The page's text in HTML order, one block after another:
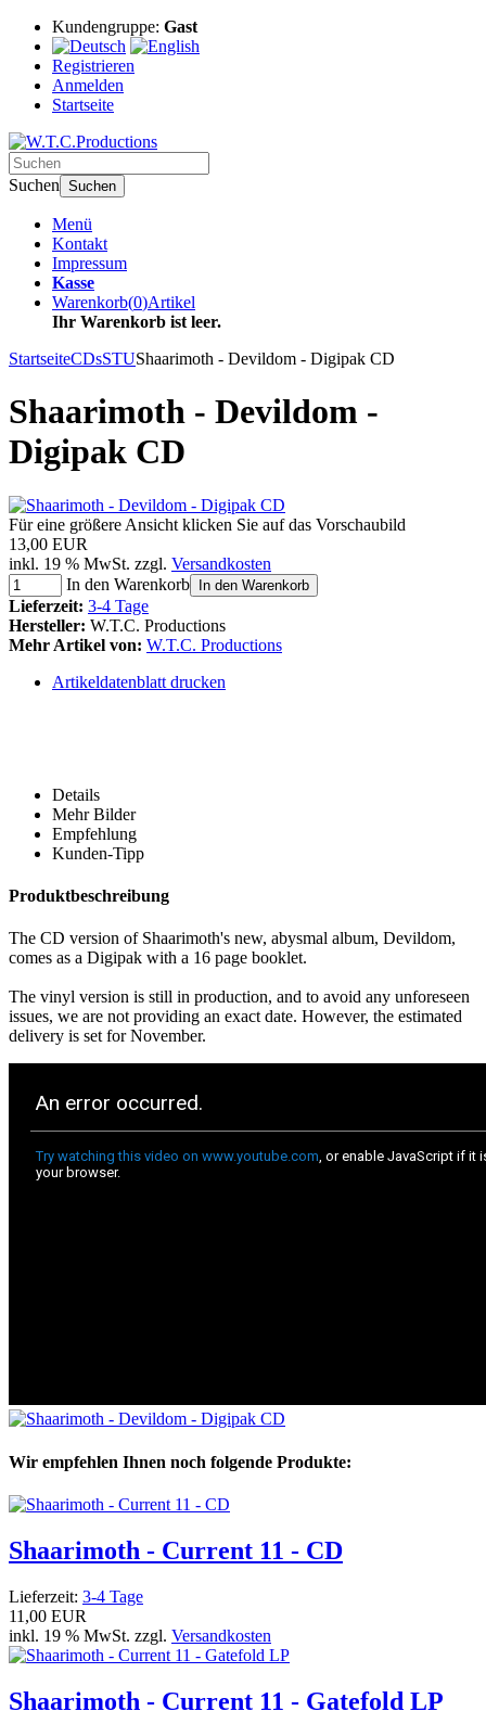
Kundengruppe: Gast
Registrieren
Anmelden
Startseite
Suchen Suchen
Menü
Kontakt
Impressum
Kasse
Warenkorb(0)Artikel
Ihr Warenkorb ist leer.
StartseiteCDsSTUShaarimoth - Devildom - Digipak CD
Shaarimoth - Devildom -
Digipak CD
Für eine größere Ansicht klicken Sie auf das Vorschaubild
13,00 EUR
inkl. 19 % MwSt. zzgl. Versandkosten
In den Warenkorb
In den Warenkorb
Lieferzeit: 3-4 Tage
Hersteller: W.T.C. Productions
Mehr Artikel von: W.T.C. Productions
Artikeldatenblatt drucken
Details
Mehr Bilder
Empfehlung
Kunden-Tipp
Produktbeschreibung
The CD version of Shaarimoth's new, abysmal album, Devildom,
comes as a Digipak with a 16 page booklet.
The vinyl version is still in production, and to avoid any unforeseen
issues, we are not providing an exact date. However, the estimated
delivery is set for November.
Wir empfehlen Ihnen noch folgende Produkte:
Shaarimoth - Current 11 - CD
Lieferzeit: 3-4 Tage
11,00 EUR
inkl. 19 % MwSt. zzgl. Versandkosten
Shaarimoth - Current 11 - Gatefold LP